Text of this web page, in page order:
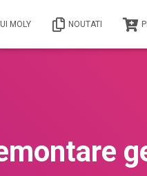
MOLY NOUTATI